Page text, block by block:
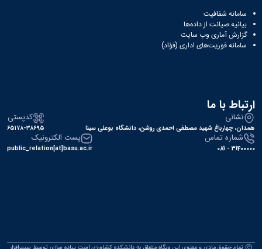
سامانه شفافیت
بیانیه صیانت از داده‌ها
گزارش آماری وب‌ سایت
سامانه فوریت‌های اداری (فؤاد)
ارتباط با ما
نشانی
همدان، چهارباغ شهید مصطفی احمدی روشن، دانشگاه بوعلی سینا
کدپستی
۶۵۱۷۸-۳۸۶۹۵
شماره تماس
31400000 - 081
پست الکترونیک
public_relation[at]basu.ac.ir